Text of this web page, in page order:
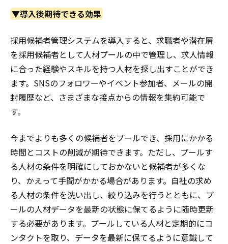
▼導入後期待できる効果
採用候補者管理システムを導入すると、求職者や潜在層
を採用候補者として人材プールの中で管理し、求人情報
に合った経験やスキルを持つ人材を探し出すことができ
ます。SNSのフォロワーやイベント参加者、メールの開
封履歴など、さまざまな接点からの情報を集約可能で
す。
今までよりも多くの候補者をプールでき、採用にかかる
時間とコストの削減が期待できます。ただし、プールす
る人材の条件を明確にしておかないと候補者が多くな
り、かえって手間がかかる場合があります。自社の求め
る人材の条件を洗い出し、絞り込みを行うとともに、プ
ールの人材データを最新の状態に保てるように随時更新
する必要があります。プールしている人材と定期的にコ
ンタクトを取り、データを最新に保てるように意識して